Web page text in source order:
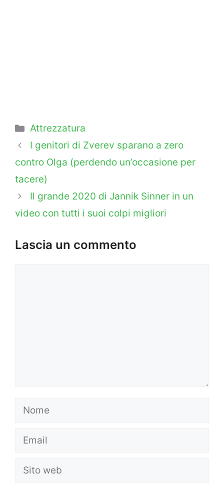
Categorie
Attrezzatura
I genitori di Zverev sparano a zero
contro Olga (perdendo un’occasione per
tacere)
Il grande 2020 di Jannik Sinner in un
video con tutti i suoi colpi migliori
Lascia un commento
Nome
Email
Sito